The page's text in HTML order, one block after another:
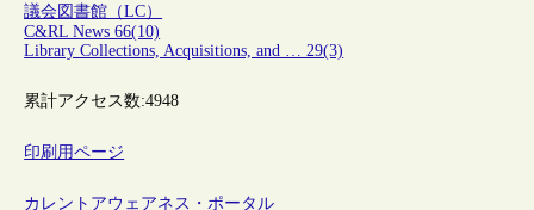
議会図書館（LC）
C&RL News 66(10)
Library Collections, Acquisitions, and … 29(3)
累計アクセス数:4948
印刷用ページ
カレントアウェアネス・ポータル